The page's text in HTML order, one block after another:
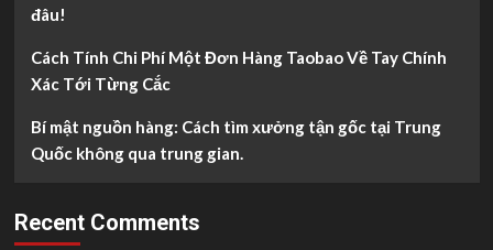
đâu!
Cách Tính Chi Phí Một Đơn Hàng Taobao Về Tay Chính
Xác Tới Từng Cắc
Bí mật nguồn hàng: Cách tìm xưởng tận gốc tại Trung
Quốc không qua trung gian.
Recent Comments